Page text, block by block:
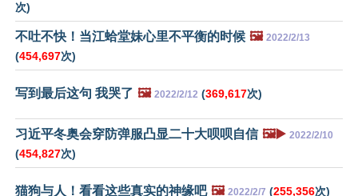
次)
不吐不快！当江蛤堂妹心里不平衡的时候 🖼️ 2022/2/13
(454,697次)
写到最后这句 我哭了 🖼️ 2022/2/12 (369,617次)
习近平冬奥会穿防弹服凸显二十大呗呗自信 🖼️▶️ 2022/2/10
(454,827次)
猫狗与人！看看这些真实的神缘吧 🖼️ 2022/2/7 (255,356次)